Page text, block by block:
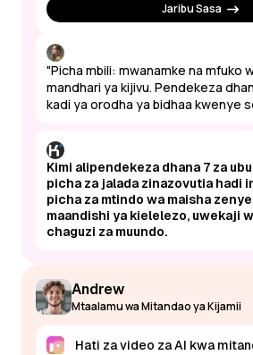
Jaribu Sasa
"Picha mbili: mwanamke na mfuko
mandhari ya kijivu. Pendekeza
kadi ya orodha ya bidhaa kwenye
Kimi alipendekeza dhana 7 za
picha za jalada zinazovutia hadi
picha za mtindo wa maisha
maandishi ya kielelezo, uwekaji
chaguzi za muundo.
Andrew
Mtaalamu wa Mitandao ya Kijamii
Hati za video za AI kwa